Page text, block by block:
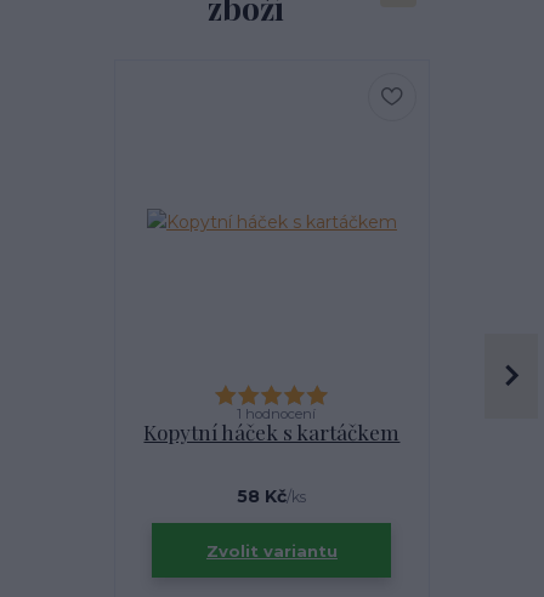
1 hodnocení
Kopytní háček s kartáčkem
58 Kč/ks
Zvolit variantu